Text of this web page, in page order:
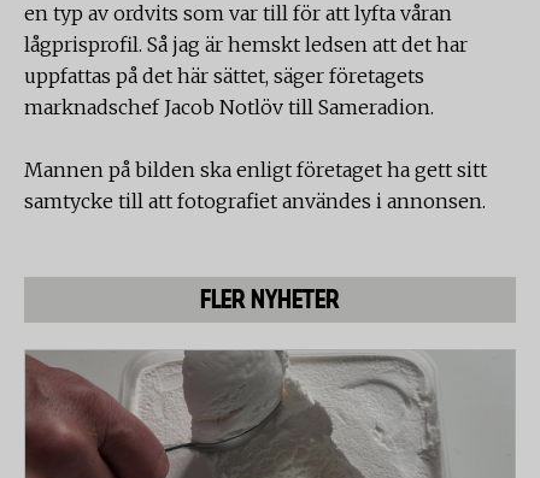
en typ av ordvits som var till för att lyfta våran
lågprisprofil. Så jag är hemskt ledsen att det har
uppfattas på det här sättet, säger företagets
marknadschef Jacob Notlöv till Sameradion.
Mannen på bilden ska enligt företaget ha gett sitt
samtycke till att fotografiet användes i annonsen.
FLER NYHETER